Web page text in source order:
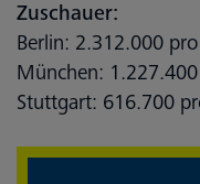
Zuschauer:
Berlin: 2.312.000 pro
München: 1.227.400
Stuttgart: 616.700